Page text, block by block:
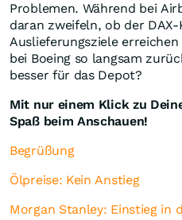
Problemen. Während bei
daran zweifeln, ob der DAX-
Auslieferungsziele
bei Boeing so langsam
besser für das Depot?
Mit nur einem Klick zu
Spaß beim Anschauen!
Begrüßung
Ölpreise: Kein Anstieg
Morgan Stanley: Einstieg in